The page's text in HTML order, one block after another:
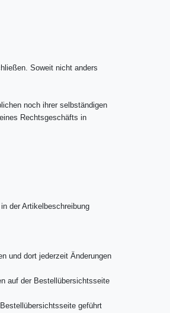
Soweit nicht anders
noch ihrer selbständigen
Rechtsgeschäfts in
der Artikelbeschreibung
und dort jederzeit Änderungen
auf der Bestellübersichtsseite
geführt